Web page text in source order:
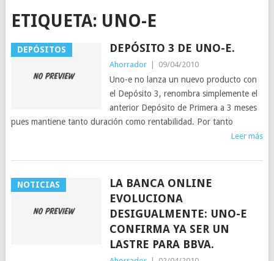
ETIQUETA: UNO-E
DEPÓSITOS DEPÓSITO 3 DE UNO-E.
Ahorrador 09/04/2010
Uno-e no lanza un nuevo producto con
el Depósito 3, renombra simplemente el
anterior Depósito de Primera a 3 meses
pues mantiene tanto duración como rentabilidad. Por tanto
Leer más
NOTICIAS
LA BANCA ONLINE
EVOLUCIONA
DESIGUALMENTE: UNO-E
CONFIRMA YA SER UN
LASTRE PARA BBVA.